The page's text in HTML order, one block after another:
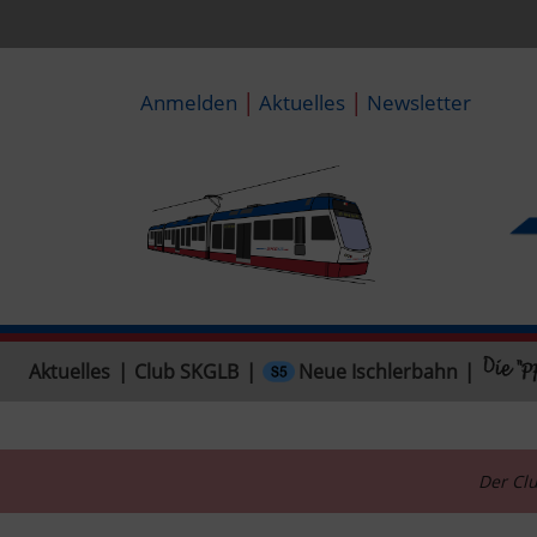
Anmelden | Aktuelles | Newsletter
Aktuelles Club SKGLB Neue Ischlerbahn
Der